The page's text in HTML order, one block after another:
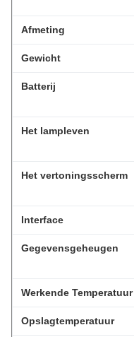
Afmeting
Gewicht
Batterij
Het lampleven
Het vertoningsscherm
Interface
Gegevensgeheugen
Werkende Temperatuur
Opslagtemperatuur